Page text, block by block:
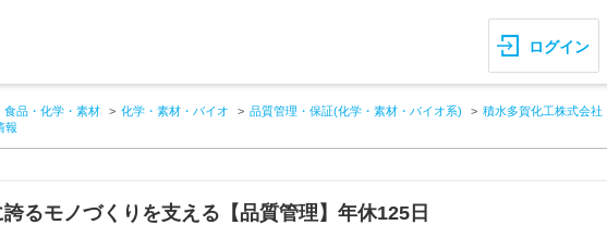
ログイン
食品・化学・素材 化学・素材・バイオ 品質管理・保証(化学・素材・バイオ系) 積水多賀化工株式会社
報
るモノづくりを支える【品質管理】年休125日